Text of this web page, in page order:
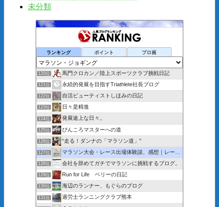
未分類
ランキング ポイント ブロ画
120位 馬門クロカン／陸上スポーツクラブ挑戦日記
121位 永続的発展を目指すTriathlete社長ブログ
122位 自活ビューティストしほみの日記
123位 日々是精進
124位 発展途上な日々。
125位 ぴんころマスターへの道
126位 “走る！ダンナの「マラソン道」”
127位 マラソン大会・レース出場体験談、感想｜レース中の写真まである
128位 会社を辞めてガチでマラソンに挑戦するブログ。
129位 Run for Life ベリーの日記
130位 海辺のランナー、もぐらのブログ
131位 過労士ランニングクラブ熊本